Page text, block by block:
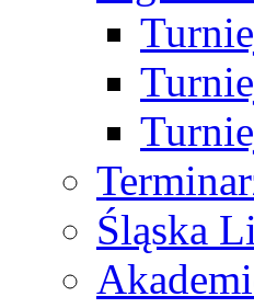
Śląska